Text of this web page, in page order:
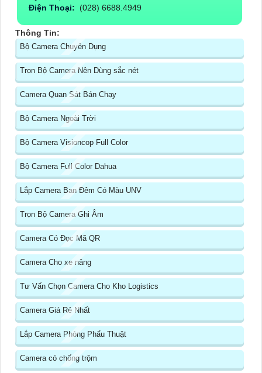
Điện Thoại: (028) 6688.4949
Thông Tin:
Bộ Camera Chuyên Dụng
Trọn Bộ Camera Nên Dùng sắc nét
Camera Quan Sát Bán Chạy
Bộ Camera Ngoài Trời
Bộ Camera Visioncop Full Color
Bộ Camera Full Color Dahua
Lắp Camera Ban Đêm Có Màu UNV
Trọn Bộ Camera Ghi Âm
Camera Có Đọc Mã QR
Camera Cho xe nâng
Tư Vấn Chọn Camera Cho Kho Logistics
Camera Giá Rẻ Nhất
Lắp Camera Phòng Phẩu Thuật
Camera có chống trộm